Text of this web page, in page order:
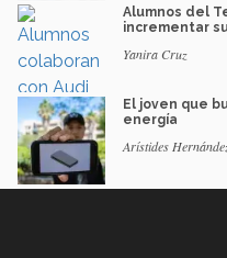
Alumnos del
incrementar
Yanira Cruz
El joven que
energía
Arístides